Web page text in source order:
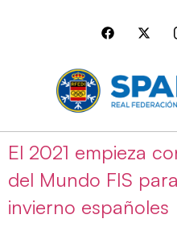
El 2021 empieza
del Mundo FIS
invierno españoles